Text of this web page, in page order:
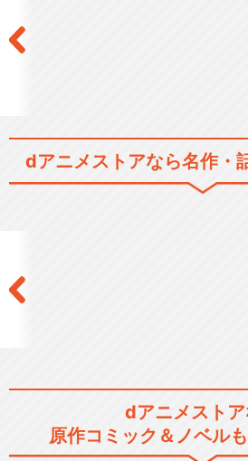
dアニメストアなら名作・
dアニメストア
原作コミック＆ノベル